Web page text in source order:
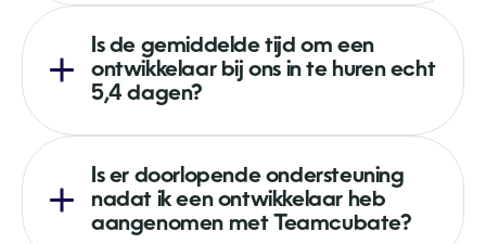
Is de gemiddelde tijd om een ​​
ontwikkelaar bij ons in te huren echt
5,4 dagen?
Is er doorlopende ondersteuning
nadat ik een ontwikkelaar heb
aangenomen met Teamcubate?